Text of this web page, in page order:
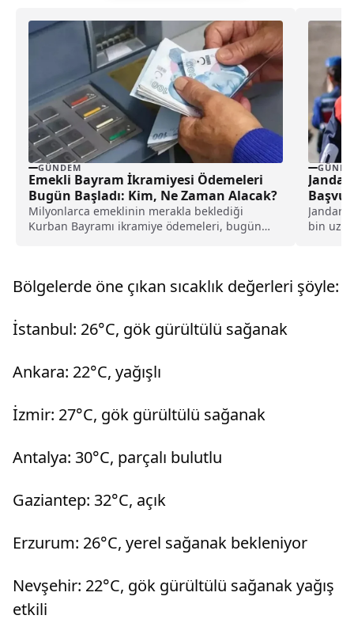
GÜNDEM
Emekli Bayram İkramiyesi Ödemeleri
Bugün Başladı: Kim, Ne Zaman Alacak?
Milyonlarca emeklinin merakla beklediği
Kurban Bayramı ikramiye ödemeleri, bugün
bin
Bölgelerde öne çıkan sıcaklık değerleri şöyle:
İstanbul: 26°C, gök gürültülü sağanak
Ankara: 22°C, yağışlı
İzmir: 27°C, gök gürültülü sağanak
Antalya: 30°C, parçalı bulutlu
Gaziantep: 32°C, açık
Erzurum: 26°C, yerel sağanak bekleniyor
Nevşehir: 22°C, gök gürültülü sağanak yağış
etkili